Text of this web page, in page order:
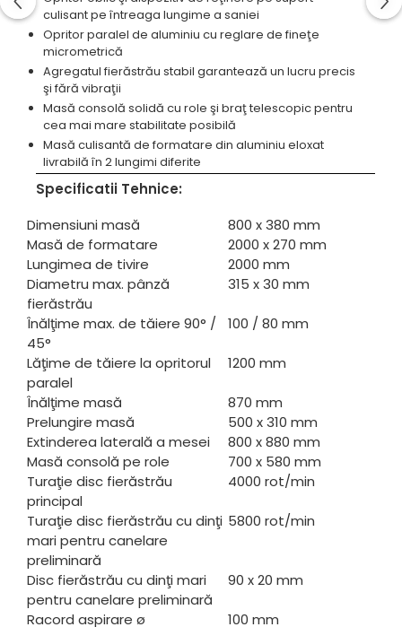
culisant pe întreaga lungime a saniei
Opritor paralel de aluminiu cu reglare de fineţe
micrometrică
Agregatul fierăstrău stabil garantează un lucru precis
şi fără vibraţii
Masă consolă solidă cu role şi braţ telescopic pentru
cea mai mare stabilitate posibilă
Masă culisantă de formatare din aluminiu eloxat
livrabilă în 2 lungimi diferite
Specificatii Tehnice:
Dimensiuni masă
800 x 380 mm
Masă de formatare
2000 x 270 mm
Lungimea de tivire
2000 mm
Diametru max. pânză
fierăstrău
315 x 30 mm
Înălţime max. de tăiere 90° /
45°
100 / 80 mm
Lăţime de tăiere la opritorul
paralel
1200 mm
Înălţime masă
870 mm
Prelungire masă
500 x 310 mm
Extinderea laterală a mesei
800 x 880 mm
Masă consolă pe role
700 x 580 mm
Turaţie disc fierăstrău
principal
4000 rot/min
Turaţie disc fierăstrău cu dinţi
mari pentru canelare
preliminară
5800 rot/min
Disc fierăstrău cu dinţi mari
pentru canelare preliminară
90 x 20 mm
Racord aspirare ø
100 mm